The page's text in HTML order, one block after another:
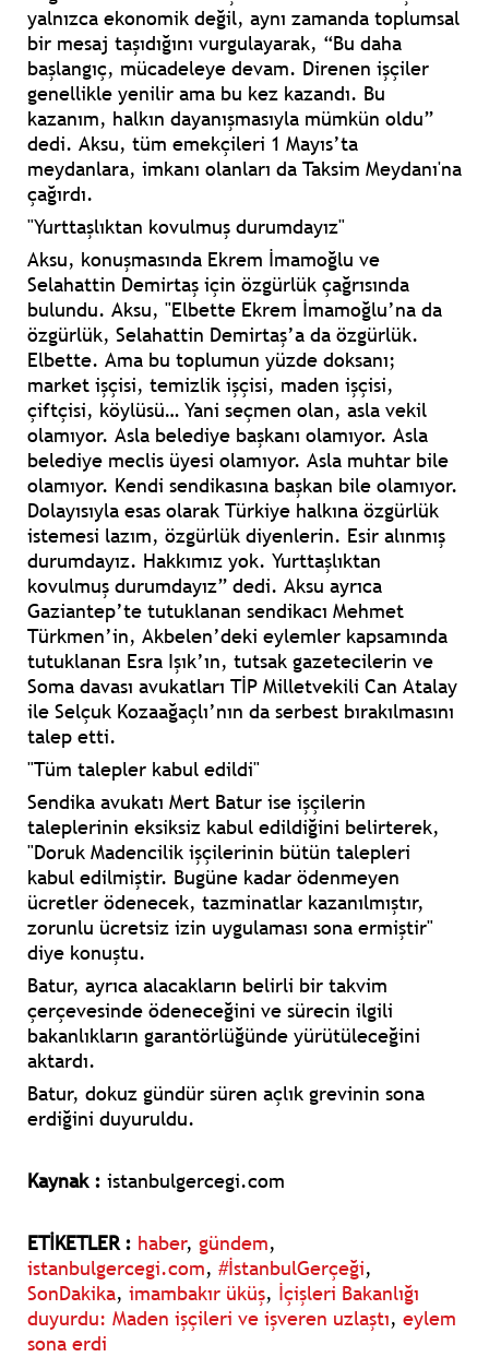
yalnızca ekonomik değil, aynı zamanda toplumsal
bir mesaj taşıdığını vurgulayarak, “Bu daha
başlangıç, mücadeleye devam. Direnen işçiler
genellikle yenilir ama bu kez kazandı. Bu
kazanım, halkın dayanışmasıyla mümkün oldu”
dedi. Aksu, tüm emekçileri 1 Mayıs’ta
meydanlara, imkanı olanları da Taksim Meydanı'na
çağırdı.
"Yurttaşlıktan kovulmuş durumdayız"
Aksu, konuşmasında Ekrem İmamoğlu ve
Selahattin Demirtaş için özgürlük çağrısında
bulundu. Aksu, "Elbette Ekrem İmamoğlu’na da
özgürlük, Selahattin Demirtaş’a da özgürlük.
Elbette. Ama bu toplumun yüzde doksanı;
market işçisi, temizlik işçisi, maden işçisi,
çiftçisi, köylüsü… Yani seçmen olan, asla vekil
olamıyor. Asla belediye başkanı olamıyor. Asla
belediye meclis üyesi olamıyor. Asla muhtar bile
olamıyor. Kendi sendikasına başkan bile olamıyor.
Dolayısıyla esas olarak Türkiye halkına özgürlük
istemesi lazım, özgürlük diyenlerin. Esir alınmış
durumdayız. Hakkımız yok. Yurttaşlıktan
kovulmuş durumdayız” dedi. Aksu ayrıca
Gaziantep’te tutuklanan sendikacı Mehmet
Türkmen’in, Akbelen’deki eylemler kapsamında
tutuklanan Esra Işık’ın, tutsak gazetecilerin ve
Soma davası avukatları TİP Milletvekili Can Atalay
ile Selçuk Kozaağaçlı’nın da serbest bırakılmasını
talep etti.
"Tüm talepler kabul edildi"
Sendika avukatı Mert Batur ise işçilerin
taleplerinin eksiksiz kabul edildiğini belirterek,
"Doruk Madencilik işçilerinin bütün talepleri
kabul edilmiştir. Bugüne kadar ödenmeyen
ücretler ödenecek, tazminatlar kazanılmıştır,
zorunlu ücretsiz izin uygulaması sona ermiştir"
diye konuştu.
Batur, ayrıca alacakların belirli bir takvim
çerçevesinde ödeneceğini ve sürecin ilgili
bakanlıkların garantörlüğünde yürütüleceğini
aktardı.
Batur, dokuz gündür süren açlık grevinin sona
erdiğini duyuruldu.
Kaynak : istanbulgercegi.com
ETİKETLER : haber, gündem,
istanbulgercegi.com, #İstanbulGerçeği,
SonDakika, imambakır üküş, İçişleri Bakanlığı
duyurdu: Maden işçileri ve işveren uzlaştı, eylem
sona erdi